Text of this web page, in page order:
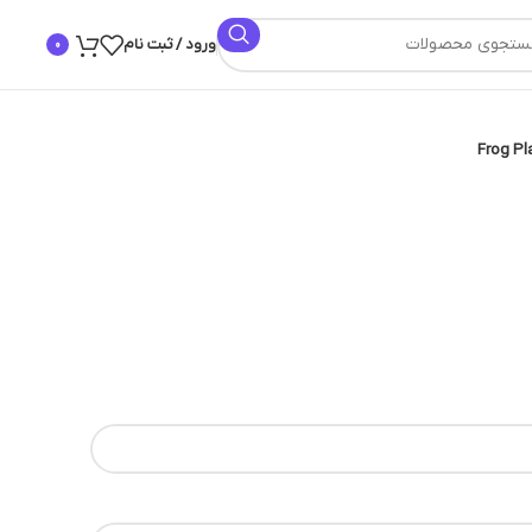
ورود / ثبت نام 0